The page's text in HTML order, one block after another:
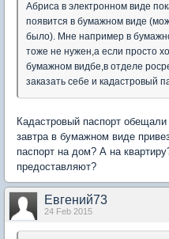
Абриса в электронном виде
появится в бумажном виде
было). Мне например в
тоже не нужен,а если просто
бумажном видбе,в отделе
заказать себе и кадастровый
Кадастровый паспорт
завтра в бумажном виде
паспорт на дом? А на
предоставляют?
Евгений73
24 Feb 2015